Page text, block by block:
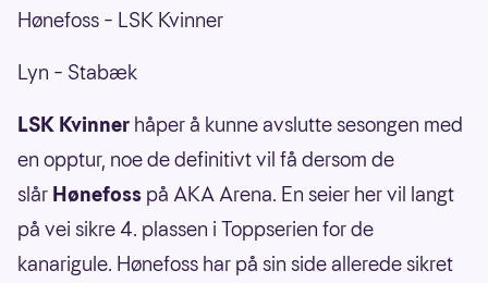
Hønefoss – LSK Kvinner
Lyn – Stabæk
LSK Kvinner håper å kunne avslutte sesongen med
en opptur, noe de definitivt vil få dersom de
slår Hønefoss på AKA Arena. En seier her vil langt
på vei sikre 4. plassen i Toppserien for de
kanarigule. Hønefoss har på sin side allerede sikret